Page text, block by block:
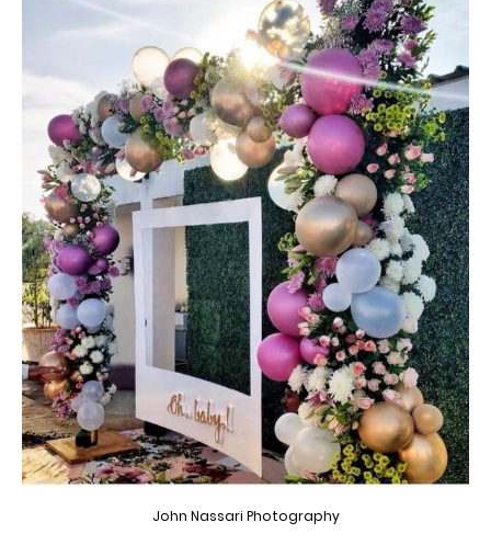
John Nassari Photography